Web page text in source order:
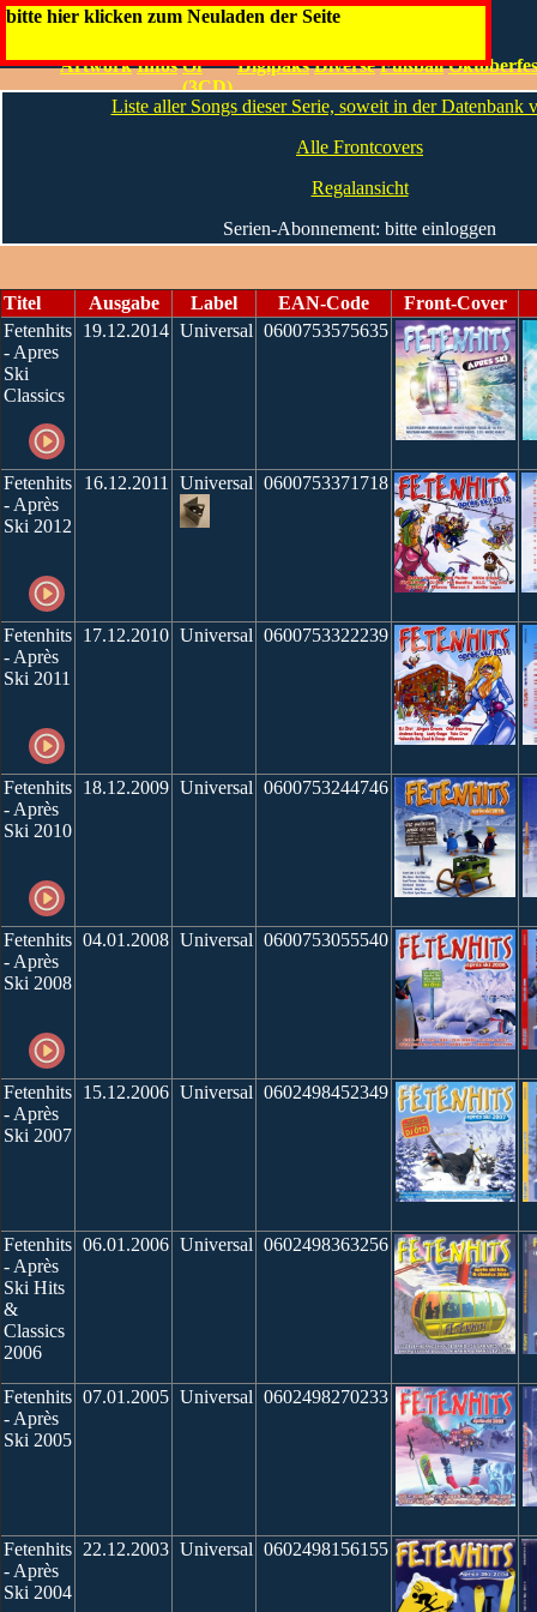
bitte hier klicken zum Neuladen der Seite
Artwork Infos Of
(3CD)
Digipaks Diverse Fußball
Liste aller Songs dieser Serie, soweit in der Datenbank
Alle Frontcovers
Regalansicht
Serien-Abonnement: bitte einloggen
Titel Ausgabe Label EAN-Code
Front-Cover
Fetenhits
- Apres
Ski
Classics
19.12.2014 Universal 0600753575635
Fetenhits
- Après
Ski 2012
16.12.2011 Universal 0600753371718
Fetenhits
- Après
Ski 2011
17.12.2010 Universal 0600753322239
Fetenhits
- Après
Ski 2010
18.12.2009 Universal 0600753244746
Fetenhits
- Après
Ski 2008
04.01.2008 Universal 0600753055540
Fetenhits
- Après
Ski 2007
15.12.2006 Universal 0602498452349
Fetenhits
- Après
Ski Hits
&
Classics
2006
06.01.2006 Universal 0602498363256
Fetenhits
- Après
Ski 2005
07.01.2005 Universal 0602498270233
Fetenhits
- Après
Ski 2004
22.12.2003 Universal 0602498156155